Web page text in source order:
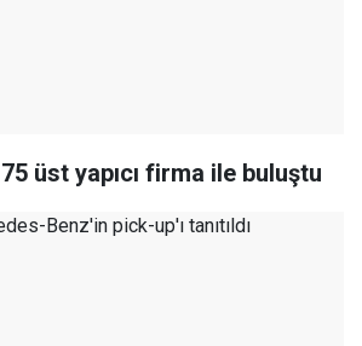
üst yapıcı firma ile buluştu